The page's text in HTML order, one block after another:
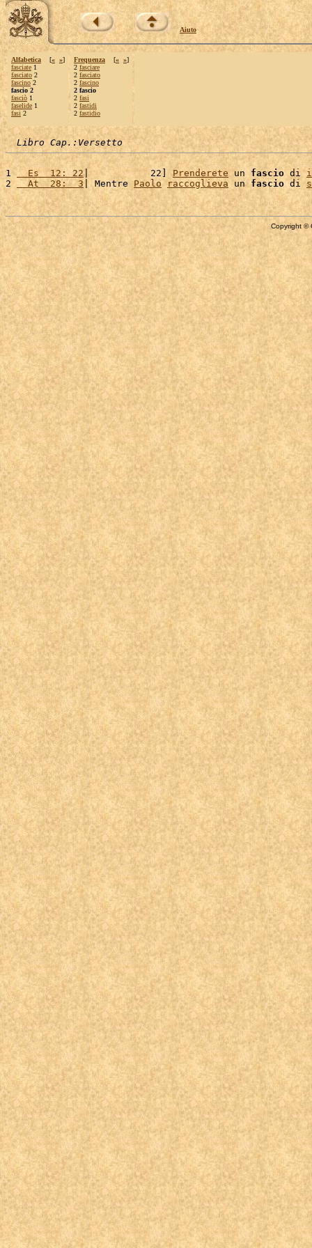
Aiuto
Alfabetica [« »]
fasciate 1
fasciato 2
fascino 2
fascio 2
fasciò 1
faselide 1
fasi 2
Frequenza [« »]
2 fasciare
2 fasciato
2 fascino
2 fascio
2 fasi
2 fastidi
2 fastidio
Libro Cap.:Versetto
1
  Es  12: 22
|           22] Prenderete un fascio di
2
  At  28:  3
| Mentre Paolo raccoglieva un fascio di
Copyright ©